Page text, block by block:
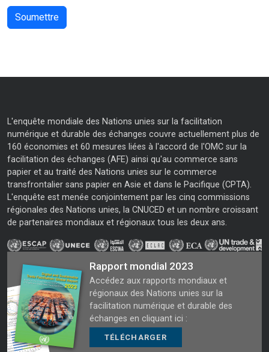
L'enquête mondiale des Nations unies sur la facilitation
numérique et durable des échanges couvre actuellement plus de
160 économies et 60 mesures liées à l'accord de l'OMC sur la
facilitation des échanges (AFE) ainsi qu'au commerce sans
papier et au traité des Nations unies sur le commerce
transfrontalier sans papier en Asie et dans le Pacifique (CPTA).
L'enquête est menée conjointement par les cinq commissions
régionales des Nations unies, la CNUCED et un nombre croissant
de partenaires mondiaux et régionaux tous les deux ans.
Rapport mondial 2023
Accédez aux rapports mondiaux et
régionaux des Nations unies sur la
facilitation numérique et durable des
échanges en cliquant ici :
TÉLÉCHARGER